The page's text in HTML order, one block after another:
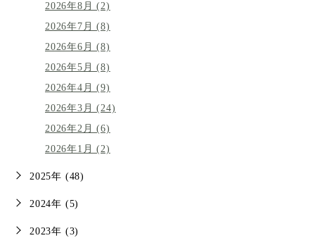
2026年8月 (2)
2026年7月 (8)
2026年6月 (8)
2026年5月 (8)
2026年4月 (9)
2026年3月 (24)
2026年2月 (6)
2026年1月 (2)
2025年 (48)
2024年 (5)
2023年 (3)